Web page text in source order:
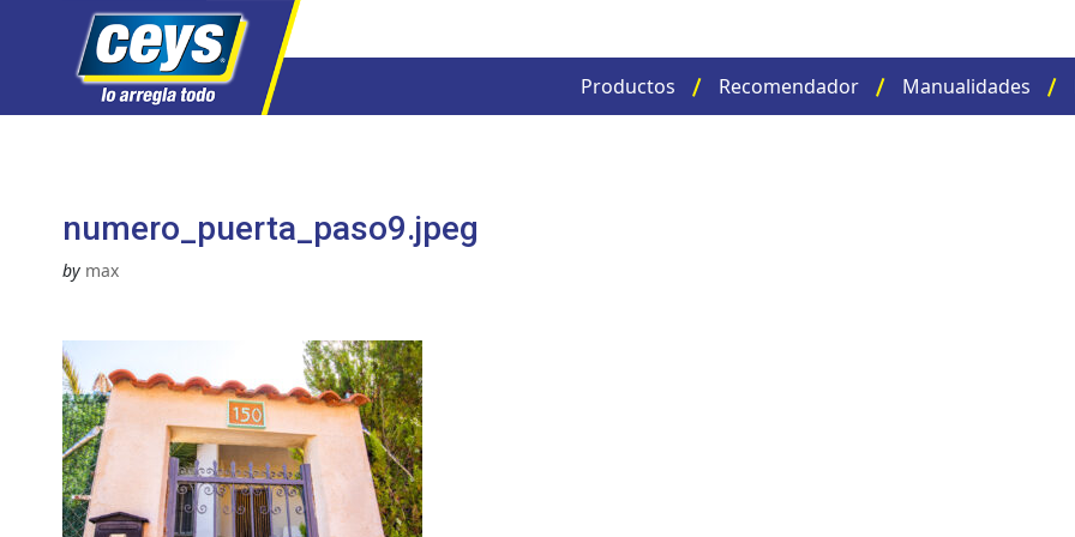
Productos Recomendador Manualidades
numero_puerta_paso9.jpeg
by max